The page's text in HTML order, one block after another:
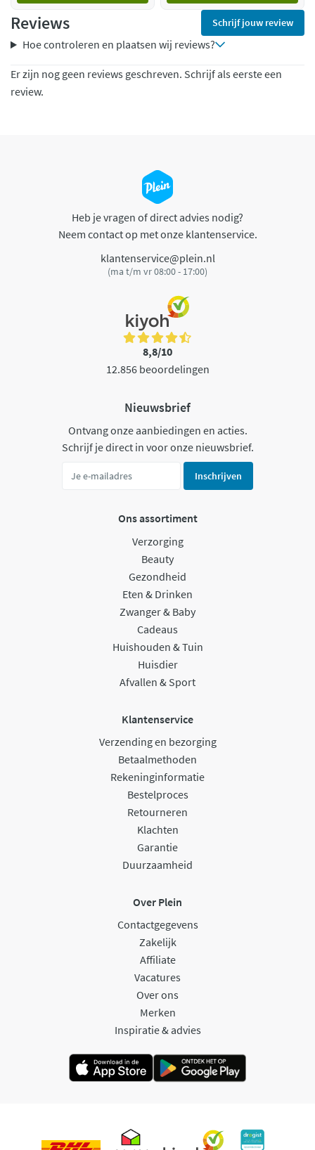
Reviews Schrijf jouw review
Hoe controleren en plaatsen wij reviews?
Er zijn nog geen reviews geschreven. Schrijf als eerste een
review.
Heb je vragen of direct advies nodig?
Neem contact op met onze klantenservice.
klantenservice@plein.nl
(ma t/m vr 08:00 - 17:00)
8,8/10
12.856 beoordelingen
Nieuwsbrief
Ontvang onze aanbiedingen en acties.
Schrijf je direct in voor onze nieuwsbrief.
Inschrijven
Ons assortiment
Verzorging
Beauty
Gezondheid
Eten & Drinken
Zwanger & Baby
Cadeaus
Huishouden & Tuin
Huisdier
Afvallen & Sport
Klantenservice
Verzending en bezorging
Betaalmethoden
Rekeninginformatie
Bestelproces
Retourneren
Klachten
Garantie
Duurzaamheid
Over Plein
Contactgegevens
Zakelijk
Affiliate
Vacatures
Over ons
Merken
Inspiratie & advies